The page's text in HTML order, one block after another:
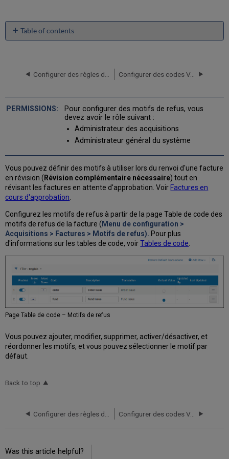
Table of contents
No
Configurer des codes VAT
Pour configurer des motifs de refus, vous
devez avoir le rôle suivant :
Administrateur des acquisitions
Administrateur général du système
Vous pouvez définir des motifs à utiliser lors du renvoi d'une facture
en révision ( Révision complémentaire nécessaire) tout en
révisant les factures en attente d'approbation. Voir Factures en
cours d'approbation
Configurez les motifs de refus à partir de la page Table de code des
motifs de refus de la facture ( Menu de configuration >
Acquisitions > Factures > Motifs de refus). Pour plus
d'informations sur les tables de code, voirTables de code
Page Table de code – Motifs de refus
Vous pouvez ajouter, modifier, supprimer, activer/désactiver, et
réordonner les motifs, et vous pouvez sélectionner le motif par
défaut.
Back to top
Configurer des codes VAT
Was this article helpful?